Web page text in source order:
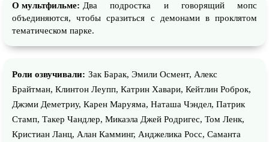
О мультфильме: Два подростка и говорящий мопс
объединяются, чтобы сразиться с демонами в проклятом
тематическом парке.
Роли озвучивали: Зак Барак, Эмили Осмент, Алекс
Брайтман, Клинтон Леупп, Катрин Хавари, Кейтлин Роброк,
Джэми Деметриу, Карен Маруяма, Наташа Чэндел, Патрик
Стамп, Такер Чандлер, Микаэла Джей Родригес, Том Ленк,
Кристиан Ланц, Алан Камминг, Анджелика Росс, Саманта